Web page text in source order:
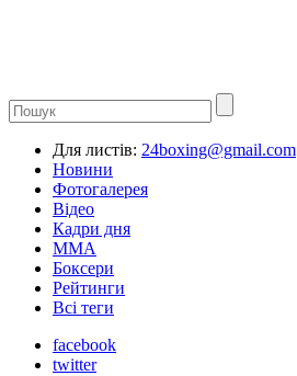
Для листів: 24boxing@gmail.com
Новини
Фотогалерея
Відео
Кадри дня
ММА
Боксери
Рейтинги
Всі теги
facebook
twitter